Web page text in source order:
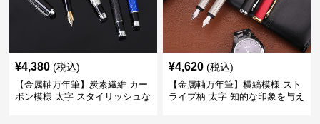
¥4,380 (税込)
【金属軸万年筆】炭素繊維 カー
ボン模様 太字 スタイリッシュな
¥4,620 (税込)
【金属軸万年筆】横縞模様 スト
ライプ柄 太字 知的な印象を与え